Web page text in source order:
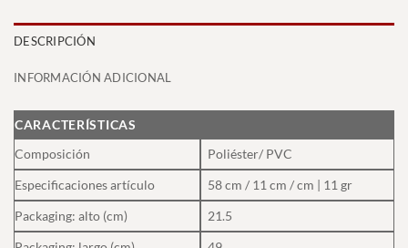
DESCRIPCIÓN
INFORMACIÓN ADICIONAL
CARACTERÍSTICAS
Composición
Poliéster/ PVC
Especificaciones artículo
58 cm / 11 cm / cm | 11 gr
Packaging: alto (cm)
21.5